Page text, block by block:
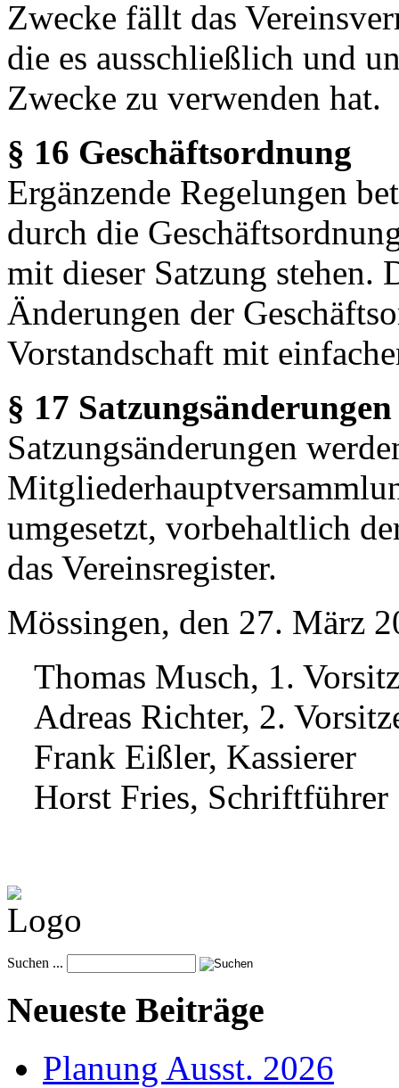
Zwecke fällt das
die es ausschließlich und
Zwecke zu verwenden hat.
§ 16 Geschäftsordnung
Ergänzende Regelungen
durch die
mit dieser Satzung stehen.
Änderungen der
Vorstandschaft mit
§ 17 Satzungsänderungen
Satzungsänderungen
umgesetzt, vorbehaltlich
das Vereinsregister.
Mössingen, den 27. März
Thomas Musch, 1.
Adreas Richter, 2.
Frank Eißler, Kassierer
Horst Fries, Schriftführer
Suchen ...
Neueste Beiträge
Planung Ausst. 2026